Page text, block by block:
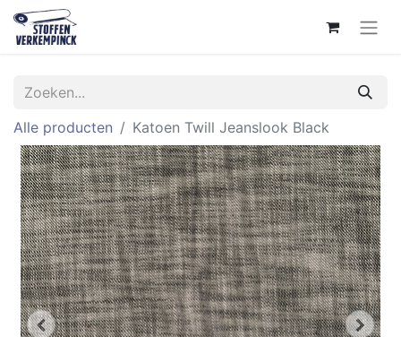
Alle producten Katoen Twill Jeanslook Black